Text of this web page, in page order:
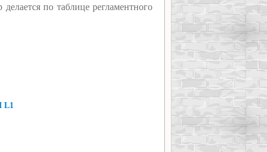
по таблице регламентного
L1